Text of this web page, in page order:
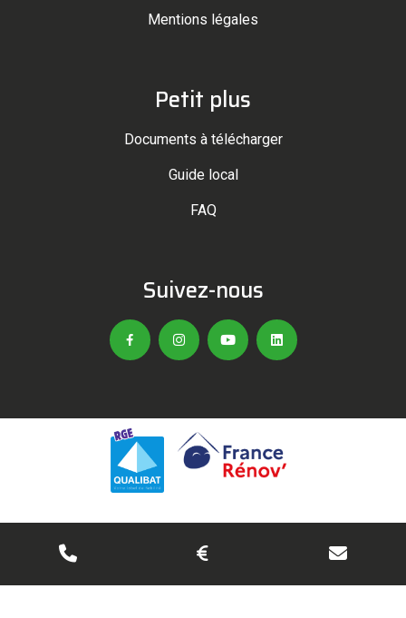
Mentions légales
Petit plus
Documents à télécharger
Guide local
FAQ
Suivez-nous